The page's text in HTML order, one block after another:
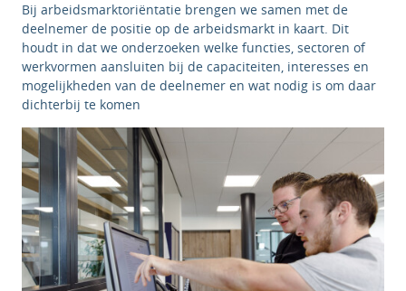
Bij arbeidsmarktoriëntatie brengen we samen met de
deelnemer de positie op de arbeidsmarkt in kaart. Dit
houdt in dat we onderzoeken welke functies, sectoren of
werkvormen aansluiten bij de capaciteiten, interesses en
mogelijkheden van de deelnemer en wat nodig is om daar
dichterbij te komen